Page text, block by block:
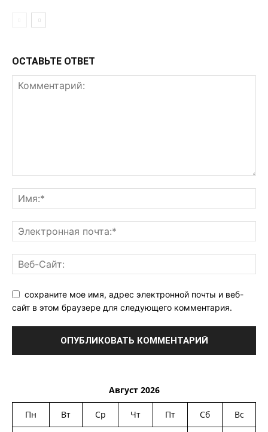
ОСТАВЬТЕ ОТВЕТ
сохраните мое имя, адрес электронной почты и веб-
сайт в этом браузере для следующего комментария.
Август 2026
Пн Вт Ср Чт Пт Сб Вс